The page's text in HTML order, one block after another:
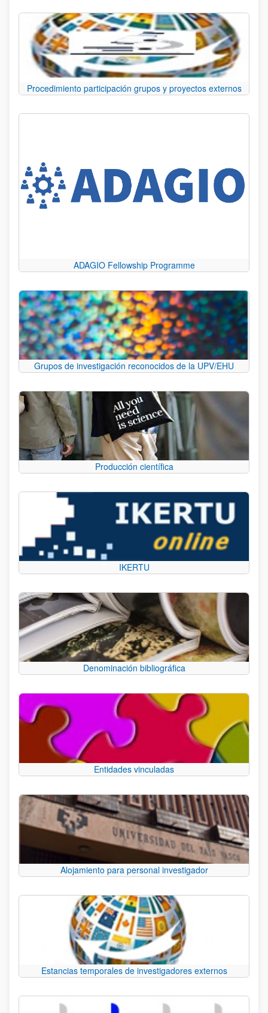
Procedimiento participación grupos y proyectos externos
ADAGIO Fellowship Programme
Grupos de investigación reconocidos de la UPV/EHU
Producción científica
IKERTU
Denominación bibliográfica
Entidades vinculadas
Alojamiento para personal investigador
Estancias temporales de investigadores externos